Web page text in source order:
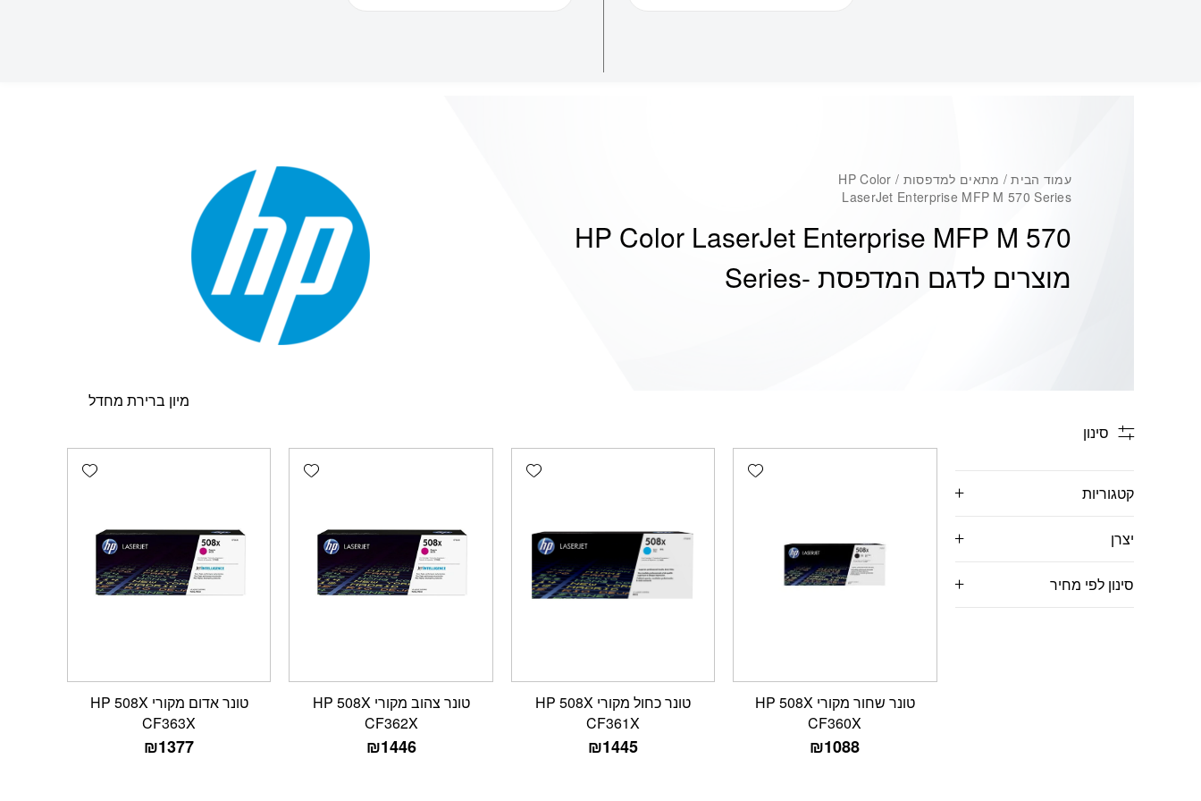
עמוד הבית
/ מתאים למדפסות / HP Color
LaserJet Enterprise MFP M 570 Series
HP Color LaserJet Enterprise MFP M 570
Seriesמוצרים לדגם המדפסת -
סינון
קטגוריות
יצרן
סינון לפי מחיר
Add wishlist
טונר שחור מקורי HP 508X
CF360X
₪1088
Add wishlist
טונר כחול מקורי HP 508X
CF361X
₪1445
Add wishlist
טונר צהוב מקורי HP 508X
CF362X
₪1446
Add wishlist
טונר אדום מקורי HP 508X
CF363X
₪1377